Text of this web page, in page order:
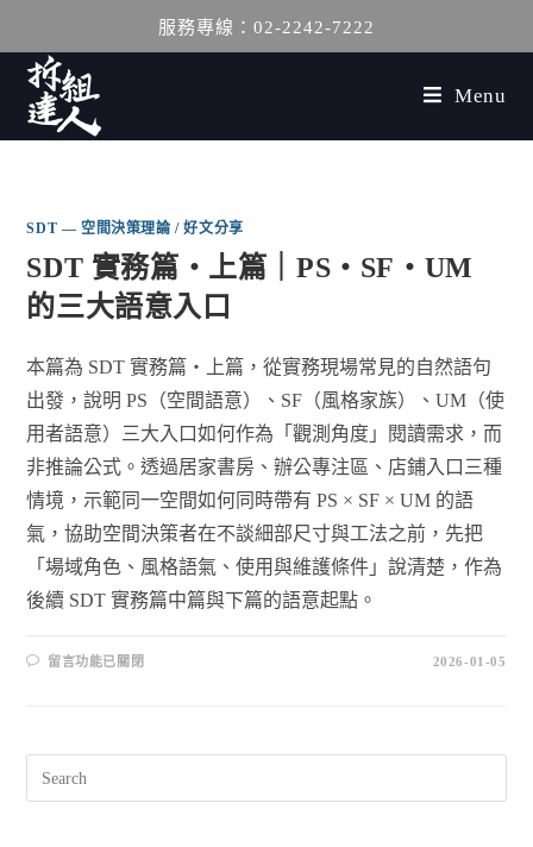
服務專線：02-2242-7222
Menu
SDT — 空間決策理論 /好文分享
SDT 實務篇・上篇｜PS・SF・UM
的三大語意入口
本篇為 SDT 實務篇・上篇，從實務現場常見的自然語句
出發，說明 PS（空間語意）、SF（風格家族）、UM（使
用者語意）三大入口如何作為「觀測角度」閱讀需求，而
非推論公式。透過居家書房、辦公專注區、店鋪入口三種
情境，示範同一空間如何同時帶有 PS × SF × UM 的語
氣，協助空間決策者在不談細部尺寸與工法之前，先把
「場域角色、風格語氣、使用與維護條件」說清楚，作為
後續 SDT 實務篇中篇與下篇的語意起點。
留言功能已關閉 2026-01-05